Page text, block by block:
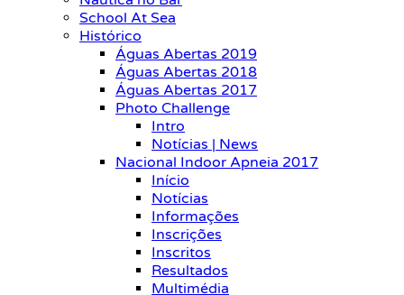
School At Sea
Histórico
Águas Abertas 2019
Águas Abertas 2018
Águas Abertas 2017
Photo Challenge
Intro
Notícias | News
Nacional Indoor Apneia 2017
Início
Notícias
Informações
Inscrições
Inscritos
Resultados
Multimédia